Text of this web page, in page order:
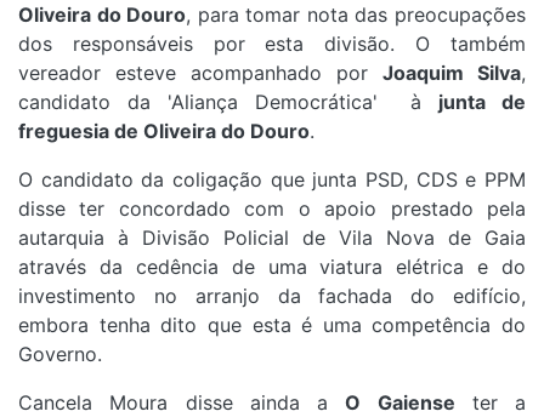
Oliveira do Douro, para tomar nota das preocupações
dos responsáveis por esta divisão. O também
vereador esteve acompanhado por Joaquim Silva,
candidato da 'Aliança Democrática' à junta de
freguesia de Oliveira do Douro.
O candidato da coligação que junta PSD, CDS e PPM
disse ter concordado com o apoio prestado pela
autarquia à Divisão Policial de Vila Nova de Gaia
através da cedência de uma viatura elétrica e do
investimento no arranjo da fachada do edifício,
embora tenha dito que esta é uma competência do
Governo.
Cancela Moura disse ainda aO Gaiense ter a